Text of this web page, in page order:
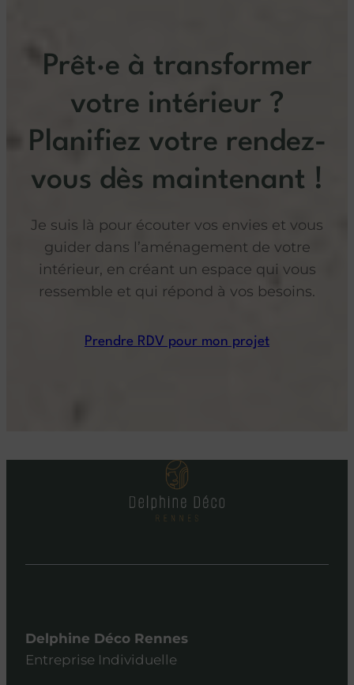
Prêt·e à transformer
votre intérieur ?
Planifiez votre rendez-
vous dès maintenant !
Je suis là pour écouter vos envies et vous
guider dans l’aménagement de votre
intérieur, en créant un espace qui vous
ressemble et qui répond à vos besoins.
Prendre RDV pour mon projet
Delphine Déco Rennes
Entreprise Individuelle